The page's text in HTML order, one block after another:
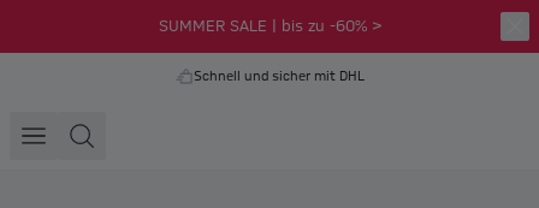
SUMMER SALE | bis zu -60% >
Schnell und sicher mit DHL